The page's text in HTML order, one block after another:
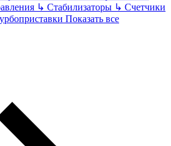
↳ Стабилизаторы ↳ Счетчики
Показать все